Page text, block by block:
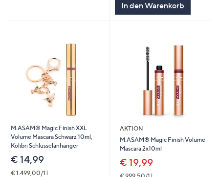
In den Warenkorb
M.ASAM® Magic Finish XXL
Volume Mascara Schwarz 10ml,
Kolibri Schlüsselanhänger
€ 14,99
€ 1.499,00/1 l
AKTION
M.ASAM® Magic Finish Volume
Mascara 2x10ml
€ 19,99